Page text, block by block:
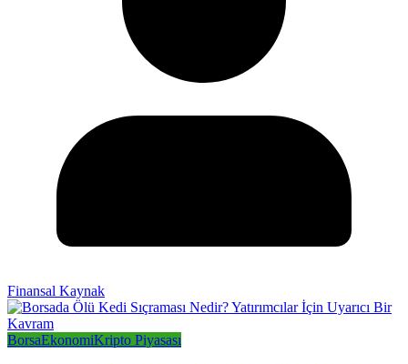
Finansal Kaynak
BorsaEkonomiKripto Piyasası